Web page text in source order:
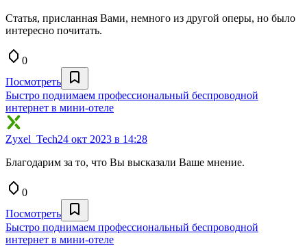
Статья, присланная Вами, немного из другой оперы, но было
интересно почитать.
0
Посмотреть
Быстро поднимаем профессиональный беспроводной
интернет в мини-отеле
Zyxel_Tech24 окт 2023 в 14:28
Благодарим за то, что Вы высказали Ваше мнение.
0
Посмотреть
Быстро поднимаем профессиональный беспроводной
интернет в мини-отеле